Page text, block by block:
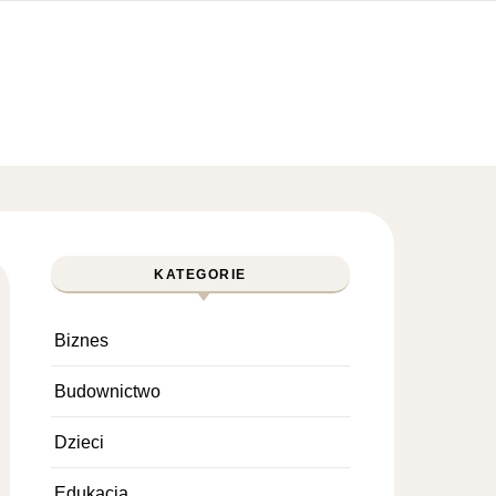
KATEGORIE
Biznes
Budownictwo
Dzieci